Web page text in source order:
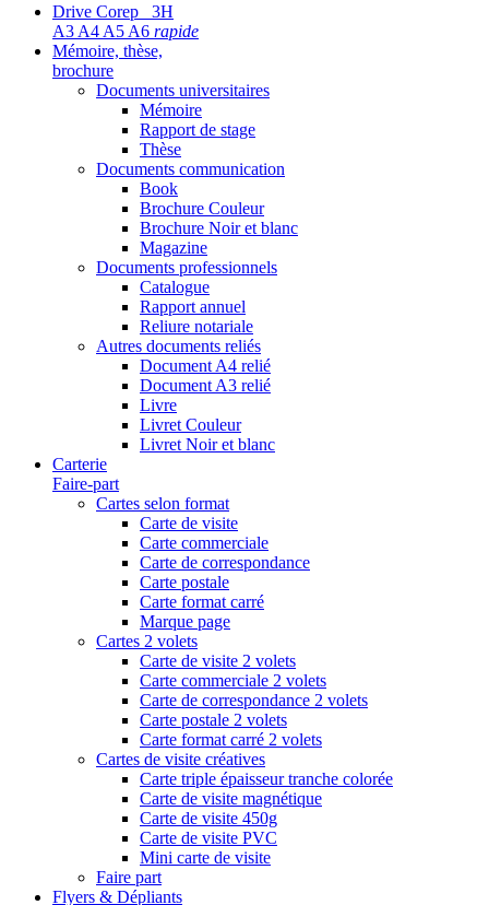
Drive Corep 3H
A3 A4 A5 A6 rapide
Mémoire, thèse,
brochure
Documents universitaires
Mémoire
Rapport de stage
Thèse
Documents communication
Book
Brochure Couleur
Brochure Noir et blanc
Magazine
Documents professionnels
Catalogue
Rapport annuel
Reliure notariale
Autres documents reliés
Document A4 relié
Document A3 relié
Livre
Livret Couleur
Livret Noir et blanc
Carterie
Faire-part
Cartes selon format
Carte de visite
Carte commerciale
Carte de correspondance
Carte postale
Carte format carré
Marque page
Cartes 2 volets
Carte de visite 2 volets
Carte commerciale 2 volets
Carte de correspondance 2 volets
Carte postale 2 volets
Carte format carré 2 volets
Cartes de visite créatives
Carte triple épaisseur tranche colorée
Carte de visite magnétique
Carte de visite 450g
Carte de visite PVC
Mini carte de visite
Faire part
Flyers & Dépliants